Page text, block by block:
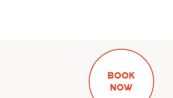
BOOK
NOW